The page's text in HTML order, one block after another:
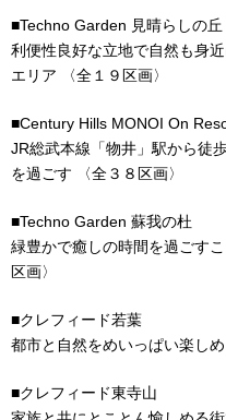
■Techno Garden 見晴らしの丘
利便性良好な立地で自然も身
エリア 〈全１９区画〉
■Century Hills MONOI On
JR総武本線「物井」駅から徒
を過ごす 〈全３８区画〉
■Techno Garden 蘇我の杜
緑豊かで癒しの時間を過ごす
区画〉
■クレフィード若葉
都市と自然をめいっぱい楽し
■クレフィード東寺山